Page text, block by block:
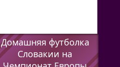
Домашняя футболка
Словакии на